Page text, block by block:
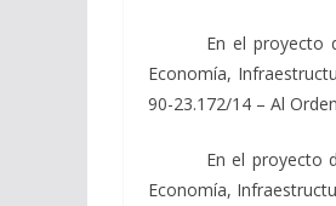
En el proyecto
Economía,
90-23.172/14 – Al
En el proyecto
Economía,